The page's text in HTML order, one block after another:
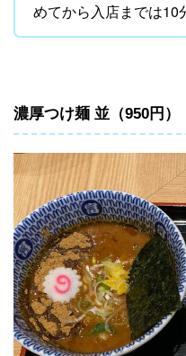
めてから入店までは10
濃厚つけ麺 並（950円）